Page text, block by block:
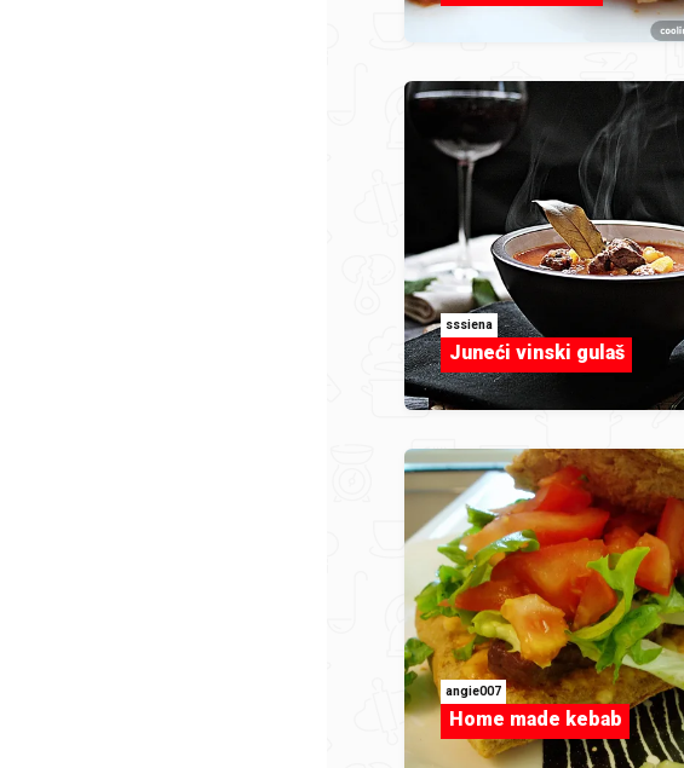
sssiena
Juneći vinski gulaš
angie007
Home made kebab